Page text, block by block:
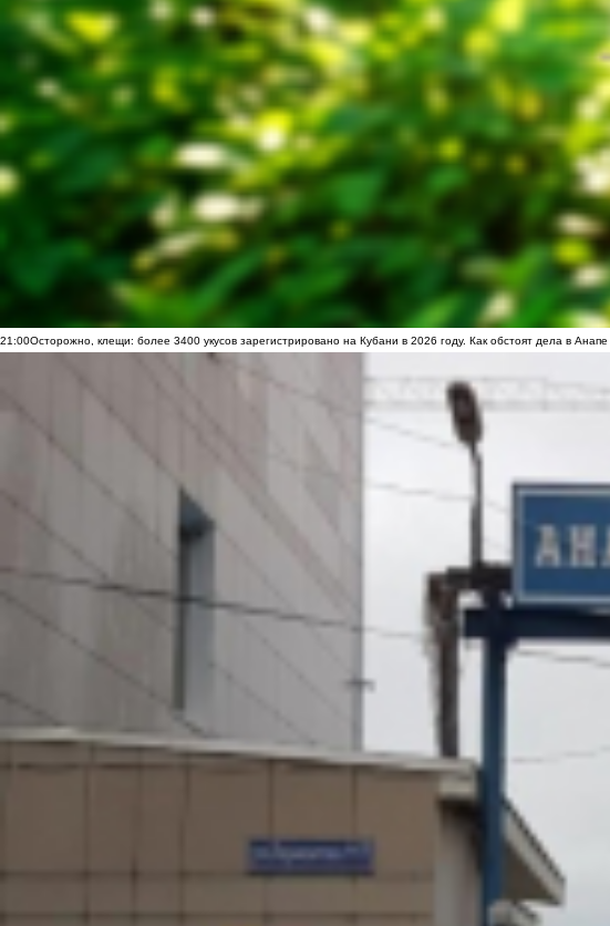
21:00Осторожно, клещи: более 3400 укусов зарегистрировано на Кубани в 2026 году. Как обстоят дела в Анапе